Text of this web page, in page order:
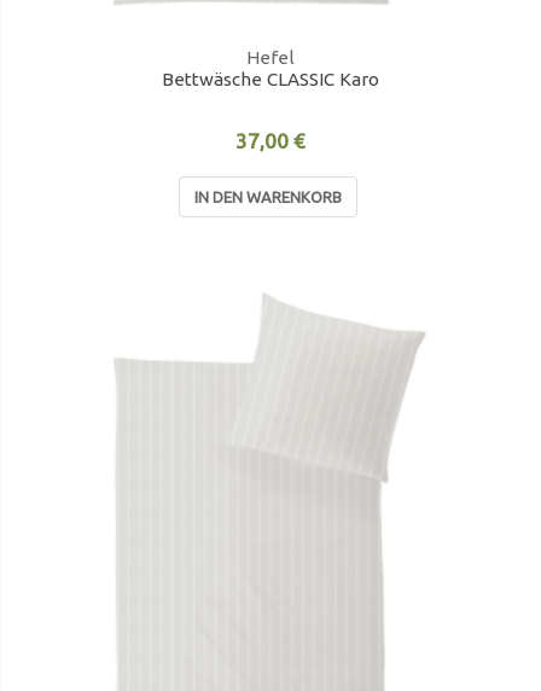
Hefel
Bettwäsche CLASSIC Karo
37,00 €
IN DEN WARENKORB